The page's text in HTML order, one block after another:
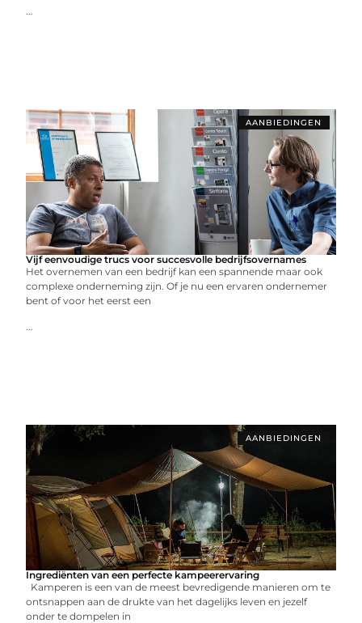
...
AANBIEDINGEN
Vijf eenvoudige trucs voor succesvolle bedrijfsovernames
Het overnemen van een bedrijf kan een spannende maar ook
complexe onderneming zijn. Of je nu een ervaren ondernemer
bent of voor het eerst een
...
AANBIEDINGEN
Ingrediënten van een perfecte kampeerervaring
Kamperen is een van de meest bevredigende manieren om te
ontsnappen aan de drukte van het dagelijks leven en jezelf
onder te dompelen in